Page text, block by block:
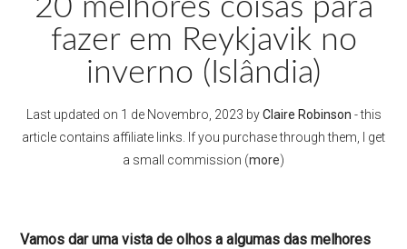
20 melhores coisas para
fazer em Reykjavik no
inverno (Islândia)
Last updated on 1 de Novembro, 2023 byClaire Robinson - this
article contains affiliate links. If you purchase through them, I get
a small commission (more)
Vamos dar uma vista de olhos a algumas das melhores